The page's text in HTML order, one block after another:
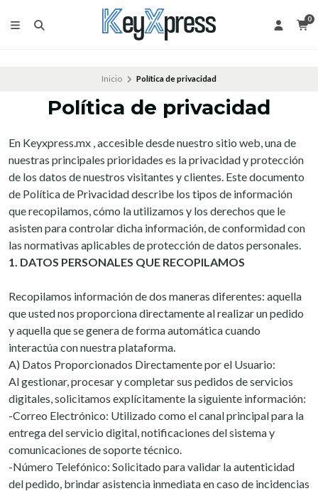
0
Inicio Política de privacidad
Política de privacidad
En Keyxpress.mx , accesible desde nuestro sitio web, una de
nuestras principales prioridades es la privacidad y protección
de los datos de nuestros visitantes y clientes. Este documento
de Política de Privacidad describe los tipos de información
que recopilamos, cómo la utilizamos y los derechos que le
asisten para controlar dicha información, de conformidad con
las normativas aplicables de protección de datos personales.
1. DATOS PERSONALES QUE RECOPILAMOS
Recopilamos información de dos maneras diferentes: aquella
que usted nos proporciona directamente al realizar un pedido
y aquella que se genera de forma automática cuando
interactúa con nuestra plataforma.
A) Datos Proporcionados Directamente por el Usuario:
Al gestionar, procesar y completar sus pedidos de servicios
digitales, solicitamos explícitamente la siguiente información:
-Correo Electrónico: Utilizado como el canal principal para la
entrega del servicio digital, notificaciones del sistema y
comunicaciones de soporte técnico.
-Número Telefónico: Solicitado para validar la autenticidad
del pedido, brindar asistencia inmediata en caso de incidencias